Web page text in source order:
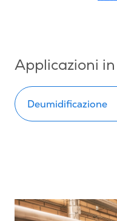
Applicazioni
Deumidificazione